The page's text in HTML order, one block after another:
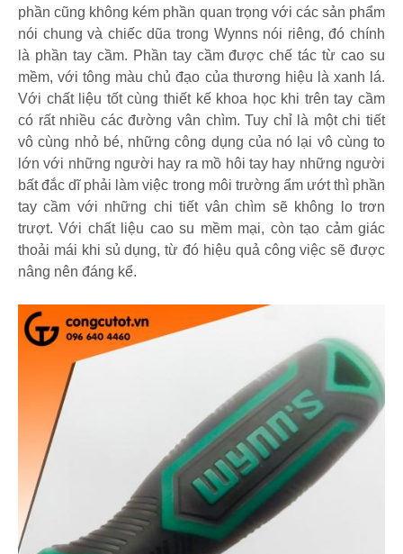
phần cũng không kém phần quan trọng với các sản phẩm
nói chung và chiếc dũa trong Wynns nói riêng, đó chính
là phần tay cầm. Phần tay cầm được chế tác từ cao su
mềm, với tông màu chủ đạo của thương hiệu là xanh lá.
Với chất liệu tốt cùng thiết kế khoa học khi trên tay cầm
có rất nhiều các đường vân chìm. Tuy chỉ là một chi tiết
vô cùng nhỏ bé, những công dụng của nó lại vô cùng to
lớn với những người hay ra mồ hôi tay hay những người
bất đắc dĩ phải làm việc trong môi trường ẩm ướt thì phần
tay cầm với những chi tiết vân chìm sẽ không lo trơn
trượt. Với chất liệu cao su mềm mại, còn tạo cảm giác
thoải mái khi sủ dụng, từ đó hiệu quả công việc sẽ được
nâng nên đáng kể.